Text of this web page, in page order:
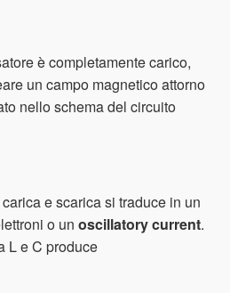
è completamente carico,
un campo magnetico attorno
nello schema del circuito
e scarica si traduce in un
o un oscillatory current.
L e C produce